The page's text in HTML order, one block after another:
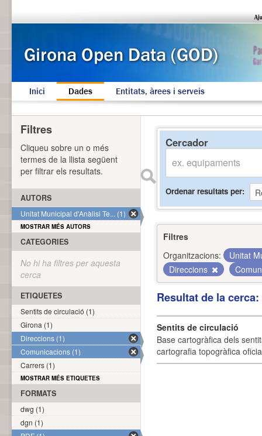
Inici Dades Entitats, àrees i serveis
Cercador
Ordenar resultats per
Filtres
Organitzacions:
Unitat
Direccions
Resultat de la
Sentits de circulació
Base cartogràfica dels
cartografia topogràfica
Filtres
Cliqueu sobre un o més
termes de la llista següent
per filtrar els resultats.
AUTORS
Unitat Municipal d'Anàlisi Te... (1)
MOSTRAR MÉS AUTORS
CATEGORIES
No hi ha filtres per aquesta
cerca
ETIQUETES
Sentits de circulació (1)
Girona (1)
Direccions (1)
Comunicacions (1)
Carrers (1)
MOSTRAR MÉS ETIQUETES
FORMATS
dwg (1)
dgn (1)